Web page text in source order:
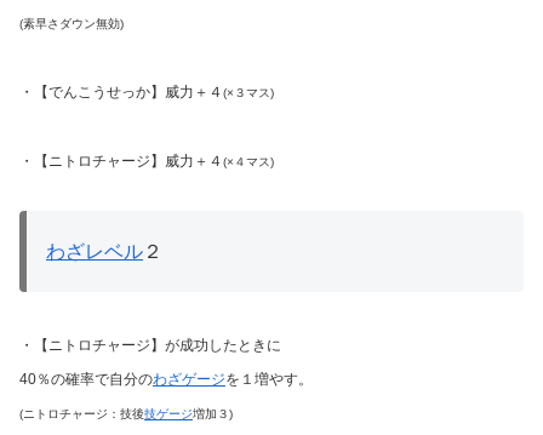
(素早さダウン無効)
・【でんこうせっか】威力＋４(×３マス)
・【ニトロチャージ】威力＋４(×４マス)
わざレベル ２
・【ニトロチャージ】が成功したときに
40％の確率で自分のわざゲージを１増やす。
(ニトロチャージ：技後技ゲージ増加３)